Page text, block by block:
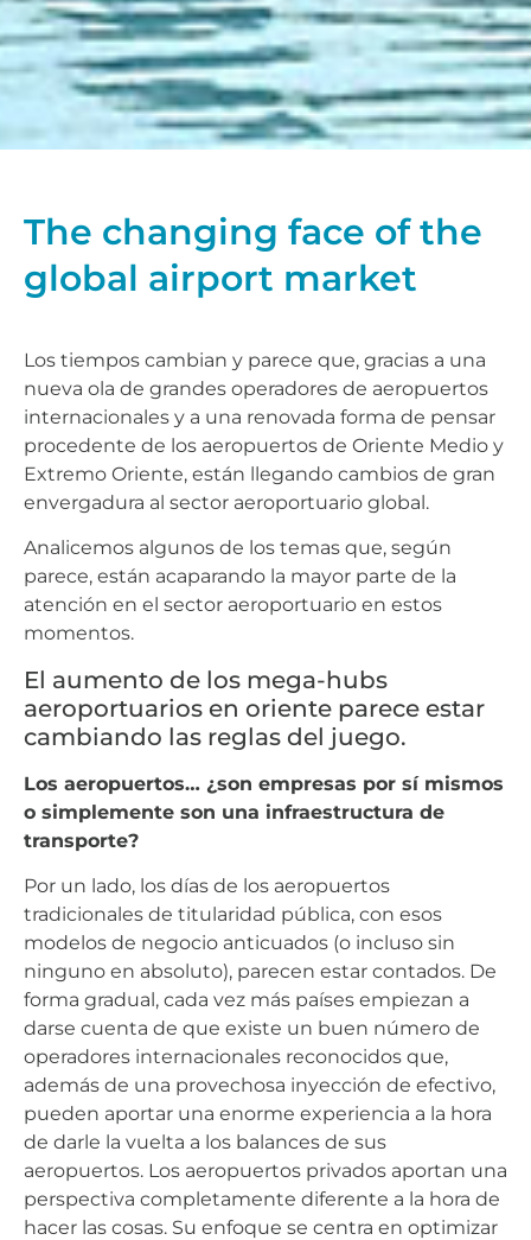
The changing face of the
global airport market
Los tiempos cambian y parece que, gracias a una
nueva ola de grandes operadores de aeropuertos
internacionales y a una renovada forma de pensar
procedente de los aeropuertos de Oriente Medio y
Extremo Oriente, están llegando cambios de gran
envergadura al sector aeroportuario global.
Analicemos algunos de los temas que, según
parece, están acaparando la mayor parte de la
atención en el sector aeroportuario en estos
momentos.
El aumento de los mega-hubs
aeroportuarios en oriente parece estar
cambiando las reglas del juego.
Los aeropuertos… ¿son empresas por sí mismos
o simplemente son una infraestructura de
transporte?
Por un lado, los días de los aeropuertos
tradicionales de titularidad pública, con esos
modelos de negocio anticuados (o incluso sin
ninguno en absoluto), parecen estar contados. De
forma gradual, cada vez más países empiezan a
darse cuenta de que existe un buen número de
operadores internacionales reconocidos que,
además de una provechosa inyección de efectivo,
pueden aportar una enorme experiencia a la hora
de darle la vuelta a los balances de sus
aeropuertos. Los aeropuertos privados aportan una
perspectiva completamente diferente a la hora de
hacer las cosas. Su enfoque se centra en optimizar